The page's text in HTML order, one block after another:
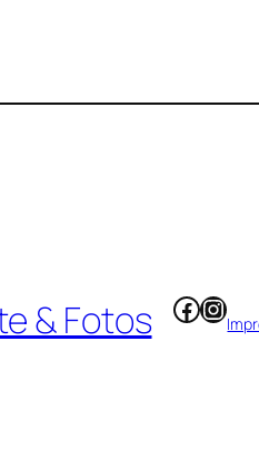
& Fotos